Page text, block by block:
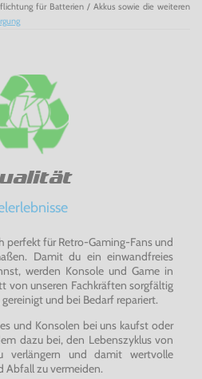
für Batterien / Akkus sowie die weiteren
perfekt für Retro-Gaming-Fans und
Damit du ein einwandfreies
werden Konsole und Game in
von unseren Fachkräften sorgfältig
und bei Bedarf repariert.
und Konsolen bei uns kaufst oder
dazu bei, den Lebenszyklus von
verlängern und damit wertvolle
Abfall zu vermeiden.